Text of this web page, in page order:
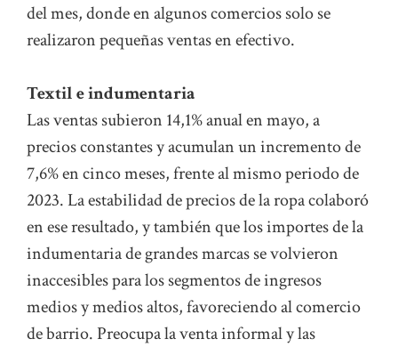
del mes, donde en algunos comercios solo se
realizaron pequeñas ventas en efectivo.
Textil e indumentaria
Las ventas subieron 14,1% anual en mayo, a
precios constantes y acumulan un incremento de
7,6% en cinco meses, frente al mismo periodo de
2023. La estabilidad de precios de la ropa colaboró
en ese resultado, y también que los importes de la
indumentaria de grandes marcas se volvieron
inaccesibles para los segmentos de ingresos
medios y medios altos, favoreciendo al comercio
de barrio. Preocupa la venta informal y las